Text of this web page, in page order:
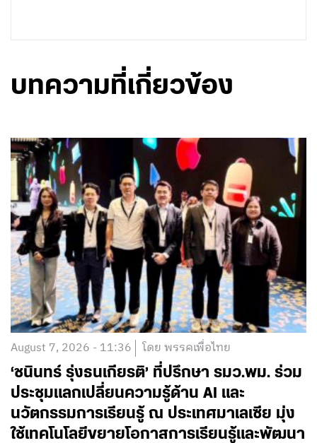
บทความที่เกี่ยวข้อง
August 7, 2026 - 11:36 โดย พรรคเพื่อไทย
‘ชนินทร์ รุ่งธนเกียรติ’ ที่ปรึกษา รมว.พม. ร่วม
ประชุมแลกเปลี่ยนความรู้ด้าน AI และ
นวัตกรรมการเรียนรู้ ณ ประเทศมาเลเซีย มุ่ง
ใช้เทคโนโลยีขยายโอกาสการเรียนรู้และพัฒนา